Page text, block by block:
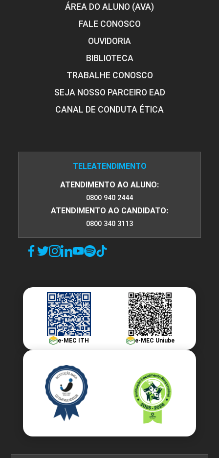
ÁREA DO ALUNO (AVA)
FALE CONOSCO
OUVIDORIA
BIBLIOTECA
TRABALHE CONOSCO
SEJA NOSSO PARCEIRO EAD
CANAL DE CONDUTA ÉTICA
TELEATENDIMENTO
ATENDIMENTO AO ALUNO:
0800 940 2444
ATENDIMENTO AO CANDIDATO:
0800 340 3113
e-MEC ITH e-MEC Uniube